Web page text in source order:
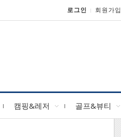
로그인 회원가입
캠핑&레저 골프&뷰티